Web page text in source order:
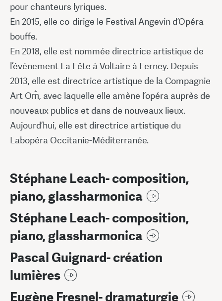
pour chanteurs lyriques.
En 2015, elle co-dirige le Festival Angevin d’Opéra-
bouffe.
En 2018, elle est nommée directrice artistique de
l’événement La Fête à Voltaire à Ferney. Depuis
2013, elle est directrice artistique de la Compagnie
Art Om̐, avec laquelle elle amène l’opéra auprès de
nouveaux publics et dans de nouveaux lieux.
Aujourd’hui, elle est directrice artistique du
Labopéra Occitanie-Méditerranée.
Stéphane Leach- composition,
piano, glassharmonica
Stéphane Leach- composition,
piano, glassharmonica
Pascal Guignard- création
lumières
Eugène Fresnel- dramaturgie